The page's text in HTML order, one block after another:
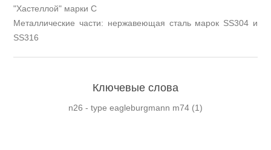
"Хастеллой" маркиC
Металлические части: нержавеющая сталь марок SS304 и
SS316
Ключевые слова
n26 - type eagleburgmann m74 (1)